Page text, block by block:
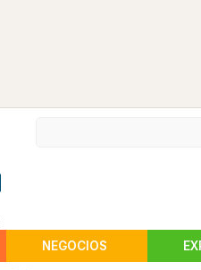
NEGOCIOS